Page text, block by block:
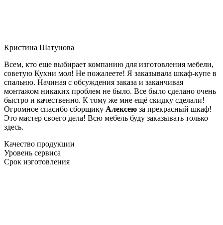
Кристина Шатунова
Всем, кто еще выбирает компанию для изготовления мебели,
советую Кухни мол! Не пожалеете! Я заказывала шкаф-купе в
спальню. Начиная с обсуждения заказа и заканчивая
монтажом никаких проблем не было. Все было сделано очень
быстро и качественно. К тому же мне ещё скидку сделали!
Огромное спасибо сборщику Алексею за прекрасный шкаф!
Это мастер своего дела! Всю мебель буду заказывать только
здесь.
Качество продукции
Уровень сервиса
Срок изготовления